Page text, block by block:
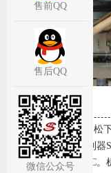
伺服
工
变频恒
变频恒
极调速
使供
售前QQ
售后QQ
微信公众号